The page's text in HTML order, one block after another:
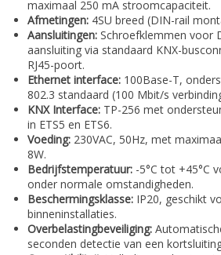
maximaal 250 mA stroomcapaciteit.
Afmetingen: 4SU breed (DIN-rail
Aansluitingen: Schroefklemmen voor
aansluiting via standaard KNX-
RJ45-poort.
Ethernet interface: 100Base-T,
802.3 standaard (100 Mbit/s
KNX Interface: TP-256 met
in ETS5 en ETS6.
Voeding: 230VAC, 50Hz, met
8W.
Bedrijfstemperatuur: -5°C tot +45°C
onder normale omstandigheden.
Beschermingsklasse: IP20, geschikt
binneninstallaties.
Overbelastingbeveiliging:
seconden detectie van een